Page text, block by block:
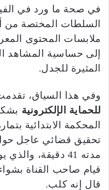
في صحة ما ورد في
السلطات المختصة من
ملابسات المحتوى
إلى حساسية المشاهد
المثيرة للجدل.
وفي هذا السياق،
للحماية الإلكترونية
المحكمة الابتدائية
تحقيق قضائي عاجل حول
مدته 41 دقيقة،
قيام صاحب القناة
قال إنه كلب.